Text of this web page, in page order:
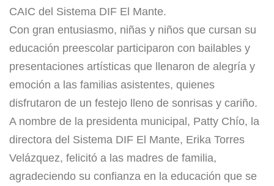
CAIC del Sistema DIF El Mante.
​Con gran entusiasmo, niñas y niños que cursan su
educación preescolar participaron con bailables y
presentaciones artísticas que llenaron de alegría y
emoción a las familias asistentes, quienes
disfrutaron de un festejo lleno de sonrisas y cariño.
​A nombre de la presidenta municipal, Patty Chío, la
directora del Sistema DIF El Mante, Erika Torres
Velázquez, felicitó a las madres de familia,
agradeciendo su confianza en la educación que se